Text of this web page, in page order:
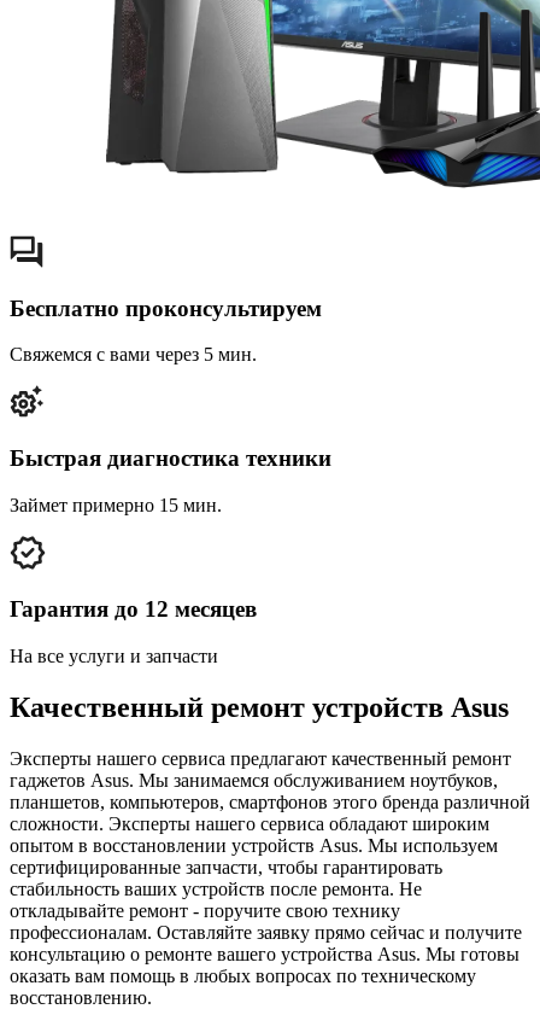
Бесплатно проконсультируем
Свяжемся с вами через 5 мин.
Быстрая диагностика техники
Займет примерно 15 мин.
Гарантия до 12 месяцев
На все услуги и запчасти
Качественный ремонт устройств Asus
Эксперты нашего сервиса предлагают качественный ремонт
гаджетов Asus. Мы занимаемся обслуживанием ноутбуков,
планшетов, компьютеров, смартфонов этого бренда различной
сложности. Эксперты нашего сервиса обладают широким
опытом в восстановлении устройств Asus. Мы используем
сертифицированные запчасти, чтобы гарантировать
стабильность ваших устройств после ремонта. Не
откладывайте ремонт - поручите свою технику
профессионалам. Оставляйте заявку прямо сейчас и получите
консультацию о ремонте вашего устройства Asus. Мы готовы
оказать вам помощь в любых вопросах по техническому
восстановлению.